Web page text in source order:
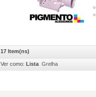
17 Item(ns)
Ver como: Lista Grelha